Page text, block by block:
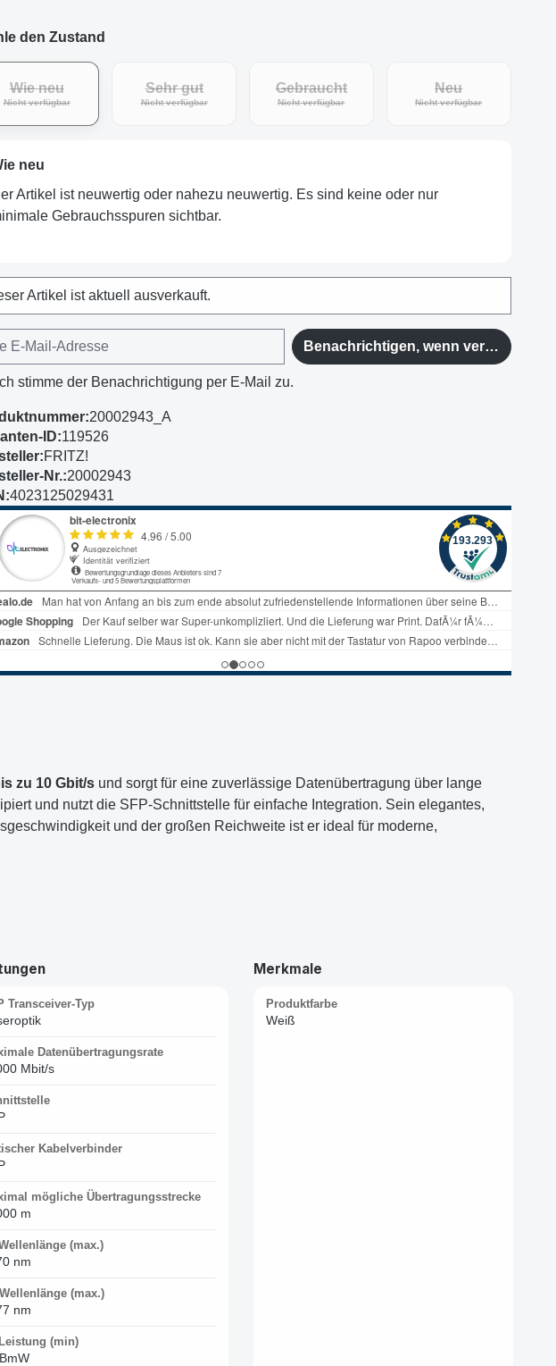
den Zustand
Wie neu
Nicht verfügbar(Diese Option ist zurzeit nicht verfügbar.)
Sehr gut
Nicht verfügbar(Diese Option ist zurzeit nicht verfügbar.)
Gebraucht
Nicht verfügbar(Diese Option ist zurzeit nicht verfügbar.)
Neu
Nicht verfügbar(Diese Option ist
neu
Artikel ist neuwertig oder nahezu neuwertig. Es sind keine oder nur
Gebrauchsspuren sichtbar.
Artikel ist aktuell ausverkauft.
Benachrichtigen, wenn verfügbar
Ich stimme der Benachrichtigung per E-Mail zu.
20002943_A
ID:119526
FRITZ!
Nr.:20002943
4023125029431
zu 10 Gbit/s und sorgt für eine zuverlässige Datenübertragung über lange
und nutzt die SFP-Schnittstelle für einfache Integration. Sein elegantes,
und der großen Reichweite ist er ideal für moderne,
Transceiver-Typ
Datenübertragungsrate
Mbit/s
Kabelverbinder
mögliche Übertragungsstrecke
m
(max.)
nm
(max.)
nm
(min)
Merkmale
Produktfarbe
Weiß